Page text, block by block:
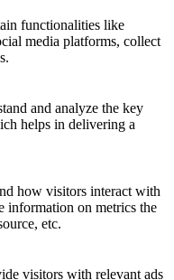
functionalities like
media platforms, collect
and analyze the key
helps in delivering a
how visitors interact with
information on metrics the
etc.
visitors with relevant ads